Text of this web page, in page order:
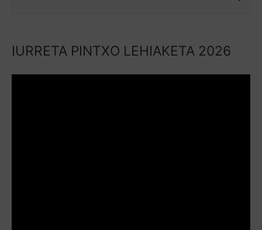
IURRETA PINTXO LEHIAKETA 2026